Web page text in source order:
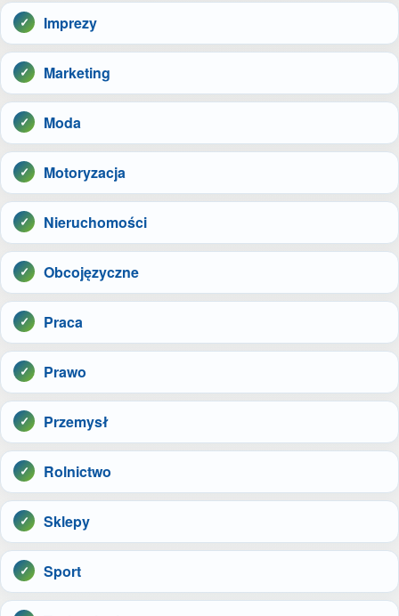
Imprezy
Marketing
Moda
Motoryzacja
Nieruchomości
Obcojęzyczne
Praca
Prawo
Przemysł
Rolnictwo
Sklepy
Sport